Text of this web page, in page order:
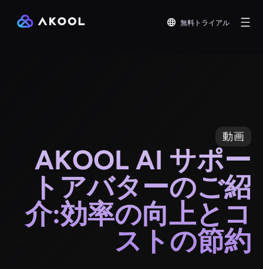
無料トライアル
動画
AKOOL AI サポー
トアバターのご紹
介:効率の向上とコ
ストの節約